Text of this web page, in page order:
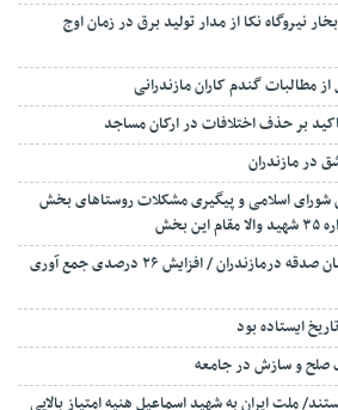
نیروگاه نکا از مدار تولید برق در زمان اوج
بر حذف اختلافات در ارکان مساجد
در مازندران
شورای اسلامی و پیگیری مشکلات روستاهای بخش
جذب بیش از ۱۸ میلیارد تومان صدقه درمازندران / افزایش ۲۶ درصدی جمع آوری
ایستاده بود
صلح و سازش در جامعه
ملت ایران به شهید اسماعیل هنیه امتیاز بالایی